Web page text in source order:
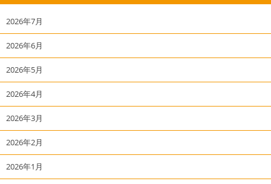
2026年7月
2026年6月
2026年5月
2026年4月
2026年3月
2026年2月
2026年1月